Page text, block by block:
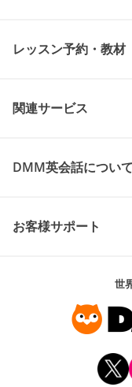
レッスン予約・教材
関連サービス
DMM英会話について
お客様サポート
世